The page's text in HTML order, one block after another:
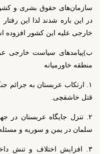
سازمان‌های حقوق بشری و
در این باره شدند لذا این
خارجی علیه این کشور افزوده
ب)پیامدهای سیاست خارجی
منطقه خاورمیانه
۱. ارتکاب عربستان به
قتل خاشقچی.
۲. تنزل جایگاه عربستان در
سلمان در یمن و سوریه و
۳. افزایش اختلاف و تنش